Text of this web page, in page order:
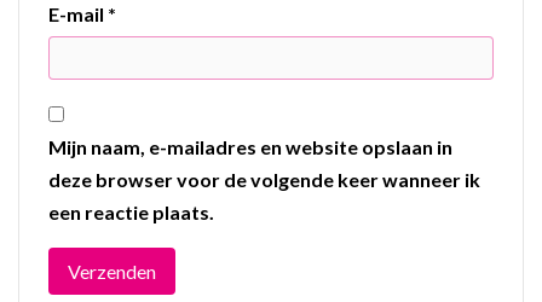
E-mail *
Mijn naam, e-mailadres en website opslaan in
deze browser voor de volgende keer wanneer ik
een reactie plaats.